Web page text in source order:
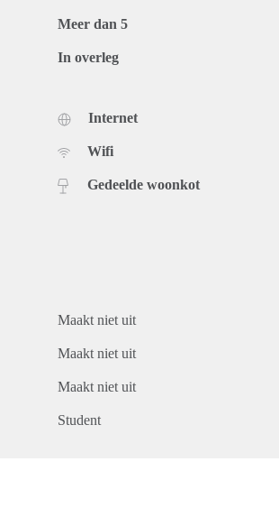
Meer dan 5
In overleg
Internet
Wifi
Gedeelde woonkot
Maakt niet uit
Maakt niet uit
Maakt niet uit
Student